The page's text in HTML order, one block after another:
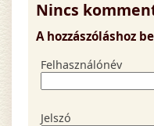
Nincs
A hozzászóláshoz
Felhasználónév
Jelszó